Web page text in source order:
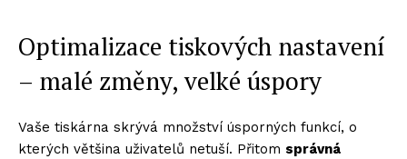
Optimalizace tiskových nastavení
– malé změny, velké úspory
Vaše tiskárna skrývá množství úsporných funkcí, o
kterých většina uživatelů netuší. Přitom správná